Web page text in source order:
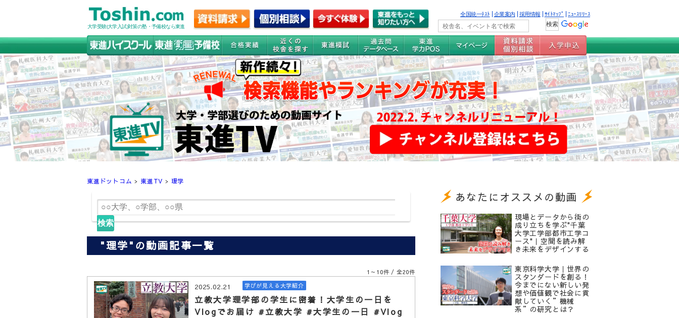
大学受験(大学入試)対策の塾・予備校なら東進
全国統一ﾃｽﾄ 企業案内 採用情報 ｻｲﾄﾏｯﾌﾟ ﾆｭｰｽﾘﾘｰｽ
東進ドットコム > 東進TV > 理学
検索
"理学"の動画記事一覧
1～10件 / 全20件
2025.02.21 学びが見える大学紹介
立教大学理学部の学生に密着！大学生の一日を
Vlogでお届け #立教大学 #大学生の一日 #Vlog
あなたにオススメの動画
現場とデータから街の
成り立ちを学ぶ"千葉
大学工学部都市工学コ
ース"｜空間を読み解
き未来をデザインする
東京科学大学｜世界の
スタンダードを創る！
今までにない新しい発
想や価値観で社会に貢
献していく”機械
系”の研究とは？